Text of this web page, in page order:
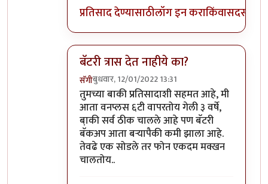
प्रतिसाद देण्यासाठीलॉग इन कराकिंवासदस्य व्हा
बॅटरी त्रास देत नाहीये का?
सॅगीबुधवार, 12/01/2022 13:31
In reply toमाझ्याकडे वन प्लस फाईव्ह टी
तुमच्या बाकी प्रतिसादाशी सहमत आहे, मी
आता वनप्लस ६टी वापरतोय गेली ३ वर्षे,
बा़की सर्व ठीक चालले आहे पण बॅटरी
बॅकअप आता बर्‍यापैकी कमी झाला आहे.
तेवढे एक सोडले तर फोन एकदम मक्खन
चालतोय..